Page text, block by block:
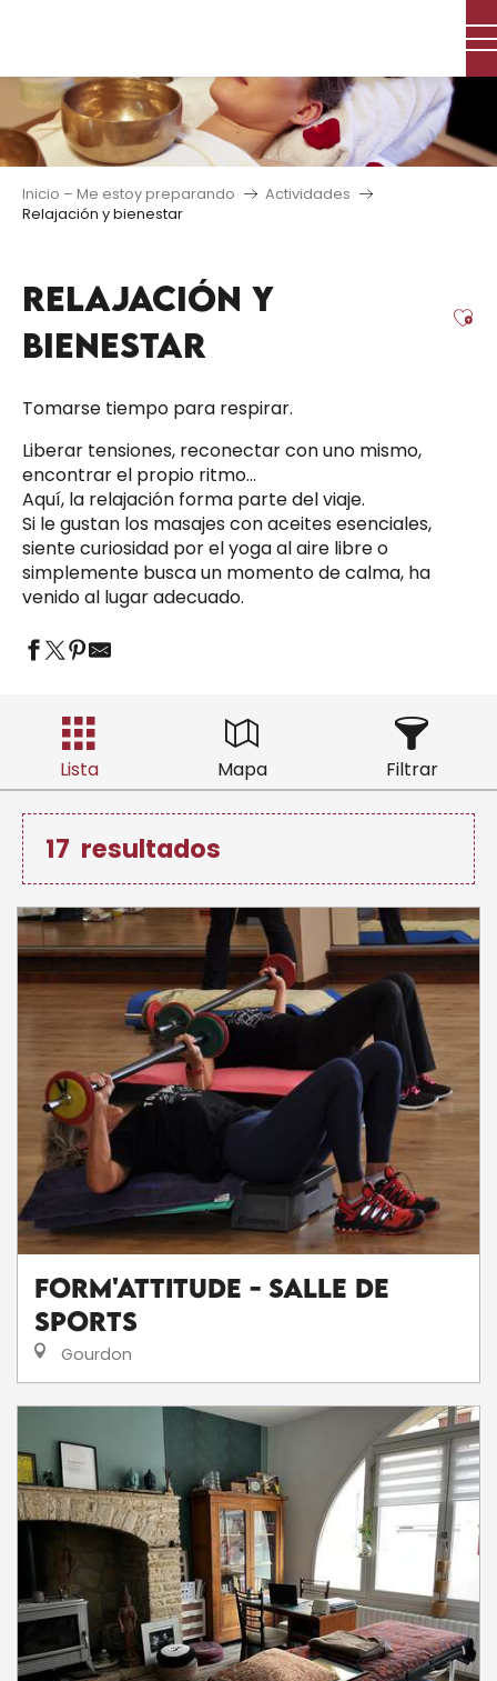
principal
Inicio – Me estoy preparando
Actividades
Relajación y bienestar
RELAJACIÓN Y
BIENESTAR
Tomarse tiempo para respirar.
Liberar tensiones, reconectar con uno mismo,
encontrar el propio ritmo…
Aquí, la relajación forma parte del viaje.
Si le gustan los masajes con aceites esenciales,
siente curiosidad por el yoga al aire libre o
simplemente busca un momento de calma, ha
venido al lugar adecuado.
Lista Mapa Filtrar
17 resultados
Form'Attitude - Salle de
Sports
Gourdon